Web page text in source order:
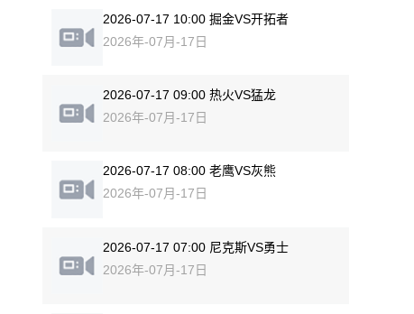
2026-07-17 10:00 掘金VS开拓者
2026年-07月-17日
2026-07-17 09:00 热火VS猛龙
2026年-07月-17日
2026-07-17 08:00 老鹰VS灰熊
2026年-07月-17日
2026-07-17 07:00 尼克斯VS勇士
2026年-07月-17日